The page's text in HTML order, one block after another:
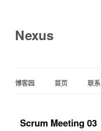
Nexus
博客园 首页 联系
Scrum Meeting 03